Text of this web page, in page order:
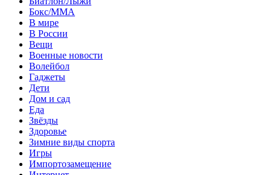
Бокс/MMA
В мире
В России
Вещи
Военные новости
Волейбол
Гаджеты
Дети
Дом и сад
Еда
Звёзды
Здоровье
Зимние виды спорта
Игры
Импортозамещение